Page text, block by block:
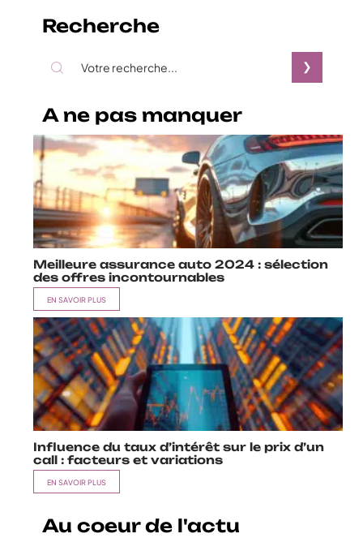
Recherche
A ne pas manquer
Meilleure assurance auto 2024 : sélection
des offres incontournables
EN SAVOIR PLUS
Influence du taux d’intérêt sur le prix d’un
call : facteurs et variations
EN SAVOIR PLUS
Au coeur de l'actu